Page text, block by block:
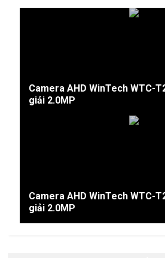
Camera AHD WinTech WTC-
giải 2.0MP
Camera AHD WinTech WTC-
giải 2.0MP